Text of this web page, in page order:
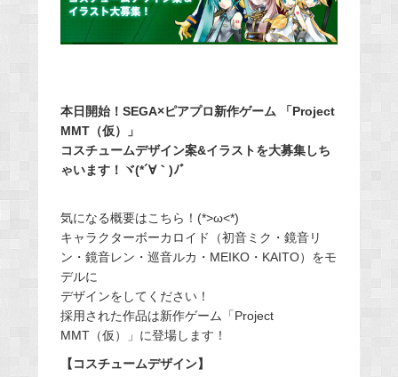
本日開始！SEGA×ピアプロ新作ゲーム 「Project
MMT（仮）」
コスチュームデザイン案&イラストを大募集しち
ゃいます！ヾ(*´∀｀)ﾉﾞ
気になる概要はこちら！(*>ω<*)
キャラクターボーカロイド（初音ミク・鏡音リ
ン・鏡音レン・巡音ルカ・MEIKO・KAITO）をモ
デルに
デザインをしてください！
採用された作品は新作ゲーム「Project
MMT（仮）」に登場します！
【コスチュームデザイン】